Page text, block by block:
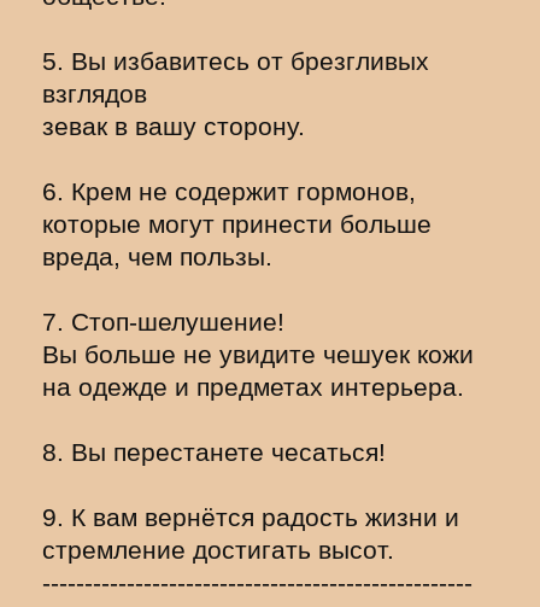
5. Вы избавитесь от брезгливых
взглядов
зевак в вашу сторону.
6. Крем не содержит гормонов,
которые могут принести больше
вреда, чем пользы.
7. Стоп-шелушение!
Вы больше не увидите чешуек кожи
на одежде и предметах интерьера.
8. Вы перестанете чесаться!
9. К вам вернётся радость жизни и
стремление достигать высот.
---------------------------------------------------